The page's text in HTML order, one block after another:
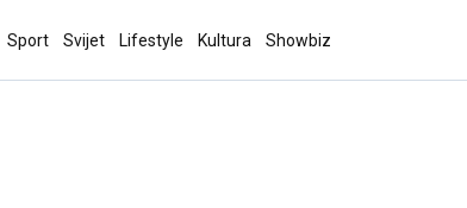
Sport Svijet Lifestyle Kultura Showbiz